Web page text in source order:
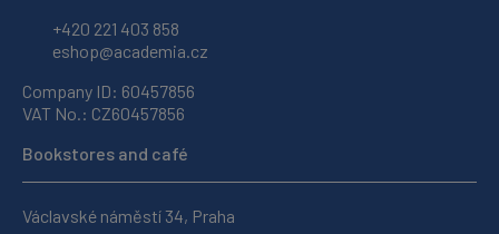
+420 221 403 858
eshop@academia.cz
Company ID: 60457856
VAT No.: CZ60457856
Bookstores and café
Václavské náměstí 34, Praha